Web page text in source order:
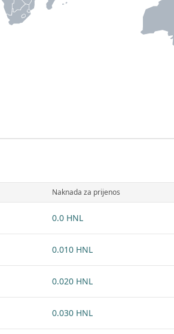
Naknada za prijenos
0.0 HNL
0.010 HNL
0.020 HNL
0.030 HNL